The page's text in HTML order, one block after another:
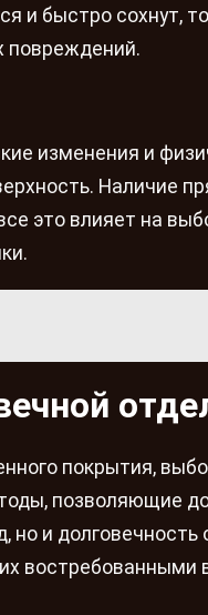
и быстро сохнут,
повреждений.
изменения и
Наличие
это влияет на
покрытия,
позволяющие
но и
востребованными